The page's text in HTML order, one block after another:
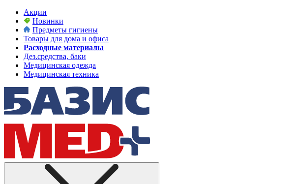
Акции
Новинки
Предметы гигиены
Товары для дома и офиса
Расходные материалы
Дез.средства, баки
Медицинская одежда
Медицинская техника